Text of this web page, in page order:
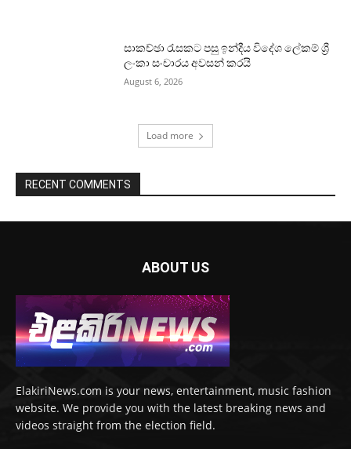
සාකච්ඡා රැසකට පසු ඉන්දීය විදේශ ලේකම් ශ්‍රී
ලංකා සංචාරය අවසන් කරයි
August 6, 2026
Load more
RECENT COMMENTS
ABOUT US
ElakiriNews.com is your news, entertainment, music fashion
website. We provide you with the latest breaking news and
videos straight from the election field.